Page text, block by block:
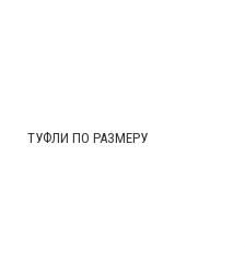
ТУФЛИ ПО РАЗМЕРУ